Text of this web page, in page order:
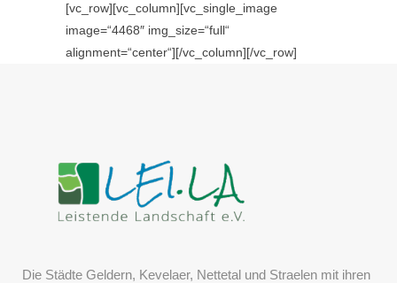
[vc_row][vc_column][vc_single_image
image=“4468″ img_size=“full“
alignment=“center“][/vc_column][/vc_row]
Die Städte Geldern, Kevelaer, Nettetal und Straelen mit ihren